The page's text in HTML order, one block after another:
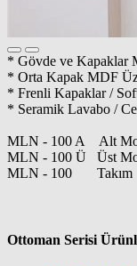
* Gövde ve Kapaklar
* Orta Kapak MDF
* Frenli Kapaklar /
* Seramik Lavabo /
MLN - 100 A Alt
MLN - 100 Ü Üst
MLN - 100 Takım
Ottoman Serisi